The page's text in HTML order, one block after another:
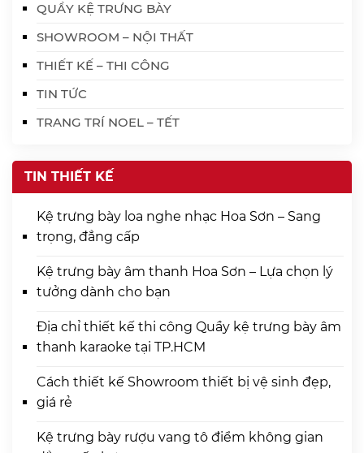
QUẦY KỆ TRƯNG BÀY
SHOWROOM – NỘI THẤT
THIẾT KẾ – THI CÔNG
TIN TỨC
TRANG TRÍ NOEL – TẾT
TIN THIẾT KẾ
Kệ trưng bày loa nghe nhạc Hoa Sơn – Sang
trọng, đẳng cấp
Kệ trưng bày âm thanh Hoa Sơn – Lựa chọn lý
tưởng dành cho bạn
Địa chỉ thiết kế thi công Quầy kệ trưng bày âm
thanh karaoke tại TP.HCM
Cách thiết kế Showroom thiết bị vệ sinh đẹp,
giá rẻ
Kệ trưng bày rượu vang tô điểm không gian